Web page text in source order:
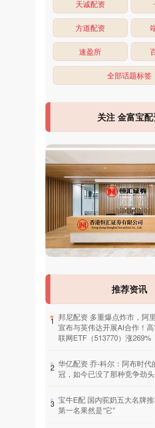
天诚配资
方道配资
速盈所
全部话题标签
关注 金富宝
推荐资讯
1 邦尼配资 多重爆点炸市，阿
宣布与英伟达开展AI合作！高
联网ETF（513770）涨269%
2 华亿配资 乔-科尔：阿布时代
冠，如今已没了那种竞争劲头
3 宝牛E配 国内驼奶五大名牌
第一名果然是“它”